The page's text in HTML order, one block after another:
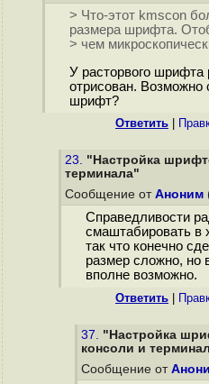
> Что-этот kmscon
размера шрифта.
> чем
У расторвого шрифта
отрисован. Возможно
шрифт?
Ответить
23. "Настройка
терминала"
Сообщение от Аноним
Справедливости
смаштабировать в
так что конечно
размер сложно, но
вполне возможно.
Ответить
37. "Настройка
консоли и
Сообщение от